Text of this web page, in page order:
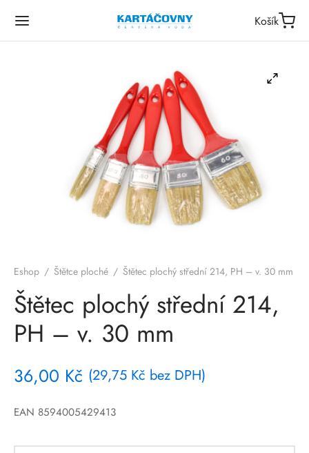
Košík
Eshop / Štětce ploché / Štětec plochý střední 214, PH – v. 30 mm
Štětec plochý střední 214,
PH – v. 30 mm
36,00 Kč (29,75 Kč bez DPH)
EAN 8594005429413